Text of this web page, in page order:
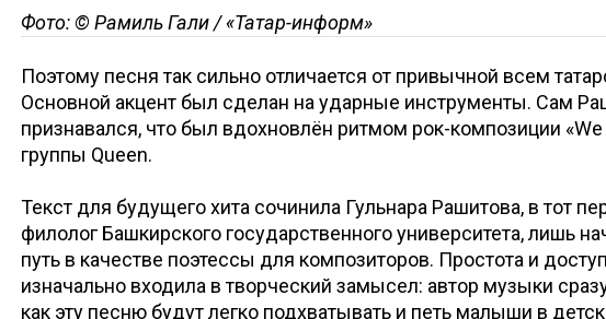
Фото: © Рамиль Гали / «Татар-информ»
Поэтому песня так сильно отличается от привычной всем
Основной акцент был сделан на ударные инструменты. Сам
признавался, что был вдохновлён ритмом рок-композиции «We
группы Queen.
Текст для будущего хита сочинила Гульнара Рашитова, в тот
филолог Башкирского государственного университета, лишь
путь в качестве поэтессы для композиторов. Простота и
изначально входила в творческий замысел: автор музыки
как эту песню будут легко подхватывать и петь малыши в